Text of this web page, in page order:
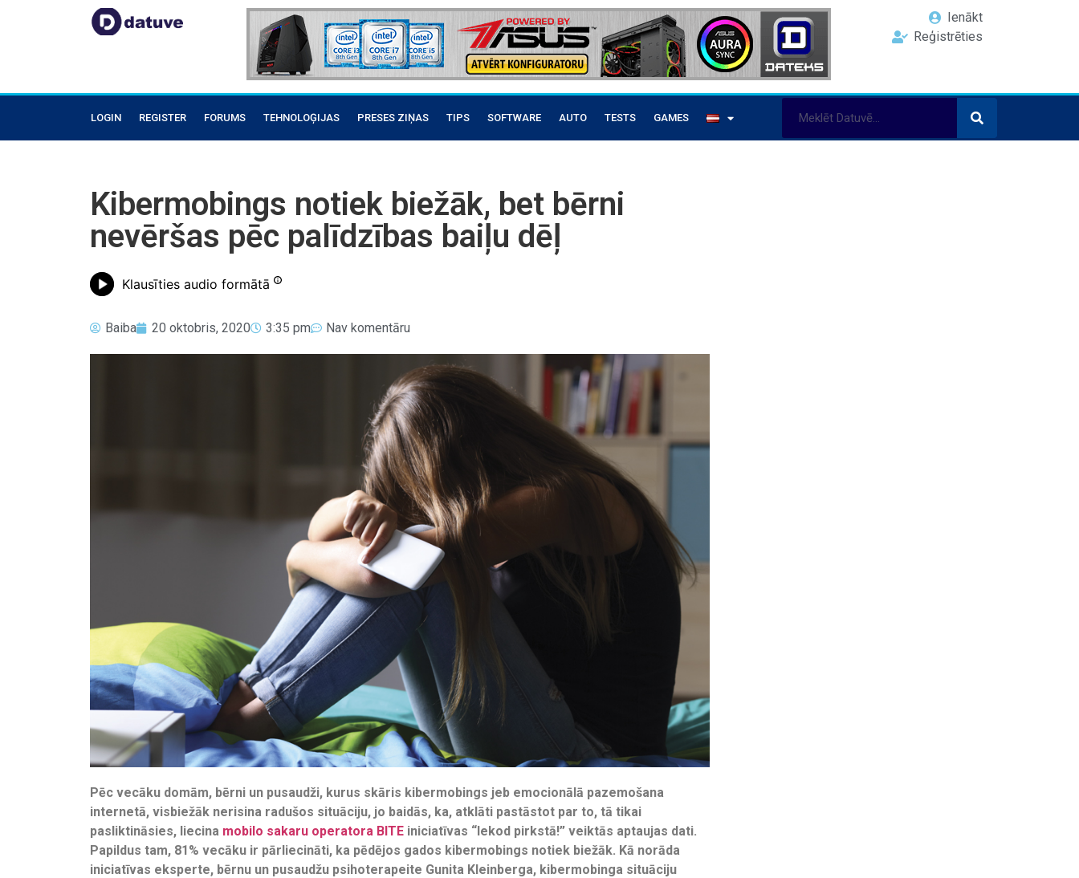
Ienākt
Reģistrēties
LOGIN REGISTER FORUMS TEHNOLOĢIJAS PRESES ZIŅAS TIPS SOFTWARE AUTO TESTS GAMES
Kibermobings notiek biežāk, bet bērni
nevēršas pēc palīdzības baiļu dēļ
Klausīties audio formātā
Baiba 20 oktobris, 2020 3:35 pm Nav komentāru
Pēc vecāku domām, bērni un pusaudži, kurus skāris kibermobings jeb emocionālā pazemošana
internetā, visbiežāk nerisina radušos situāciju, jo baidās, ka, atklāti pastāstot par to, tā tikai
pasliktināsies, liecina mobilo sakaru operatora BITE iniciatīvas “Iekod pirkstā!” veiktās aptaujas dati.
Papildus tam, 81% vecāku ir pārliecināti, ka pēdējos gados kibermobings notiek biežāk. Kā norāda
iniciatīvas eksperte, bērnu un pusaudžu psihoterapeite Gunita Kleinberga, kibermobinga situāciju